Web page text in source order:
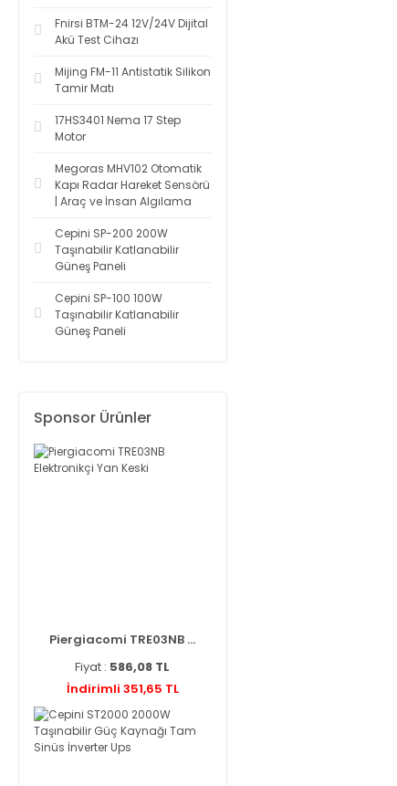
Fnirsi BTM-24 12V/24V Dijital
Akü Test Cihazı
Mijing FM-11 Antistatik Silikon
Tamir Matı
17HS3401 Nema 17 Step
Motor
Megoras MHV102 Otomatik
Kapı Radar Hareket Sensörü
| Araç ve İnsan Algılama
Cepini SP-200 200W
Taşınabilir Katlanabilir
Güneş Paneli
Cepini SP-100 100W
Taşınabilir Katlanabilir
Güneş Paneli
Sponsor Ürünler
Piergiacomi TRE03NB ...
Fiyat : 586,08 TL
İndirimli 351,65 TL